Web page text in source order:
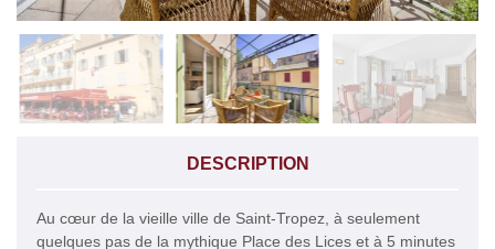
DESCRIPTION
Au cœur de la vieille ville de Saint-Tropez, à seulement
quelques pas de la mythique Place des Lices et à 5 minutes